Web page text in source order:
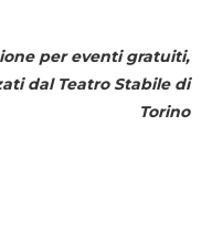
per eventi gratuiti,
dal Teatro Stabile di
Torino